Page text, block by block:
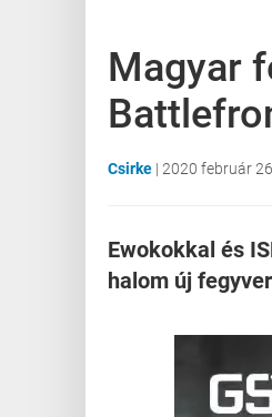
Magyar
Csirke | 2020 február
Ewokokkal és
halom új